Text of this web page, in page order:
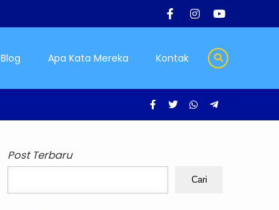
Blog Apa Kata Mereka Kontak
Post Terbaru
Cari